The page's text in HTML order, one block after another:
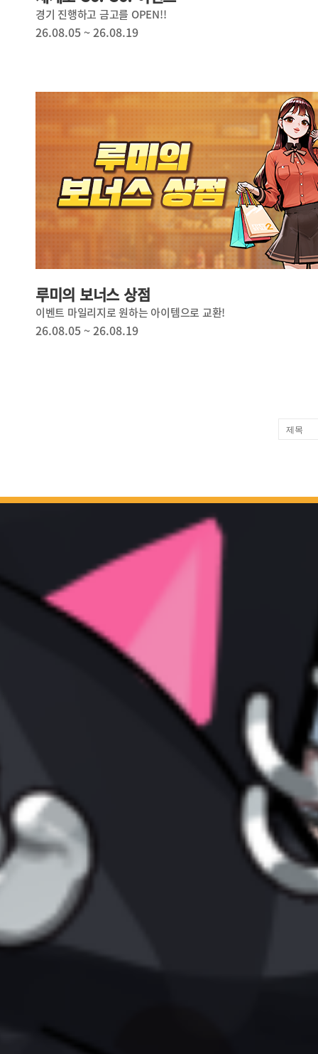
경기 진행하고 금고를 OPEN!!
26.08.05 ~ 26.08.19
루미의 보너스 상점
이벤트 마일리지로 원하는 아이템으로 교환!
26.08.05 ~ 26.08.19
제목